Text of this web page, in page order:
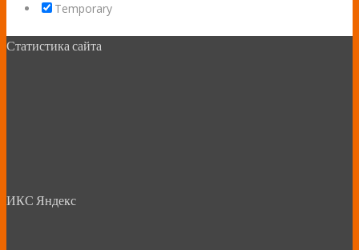
Temporary
Статистика сайта
ИКС Яндекс